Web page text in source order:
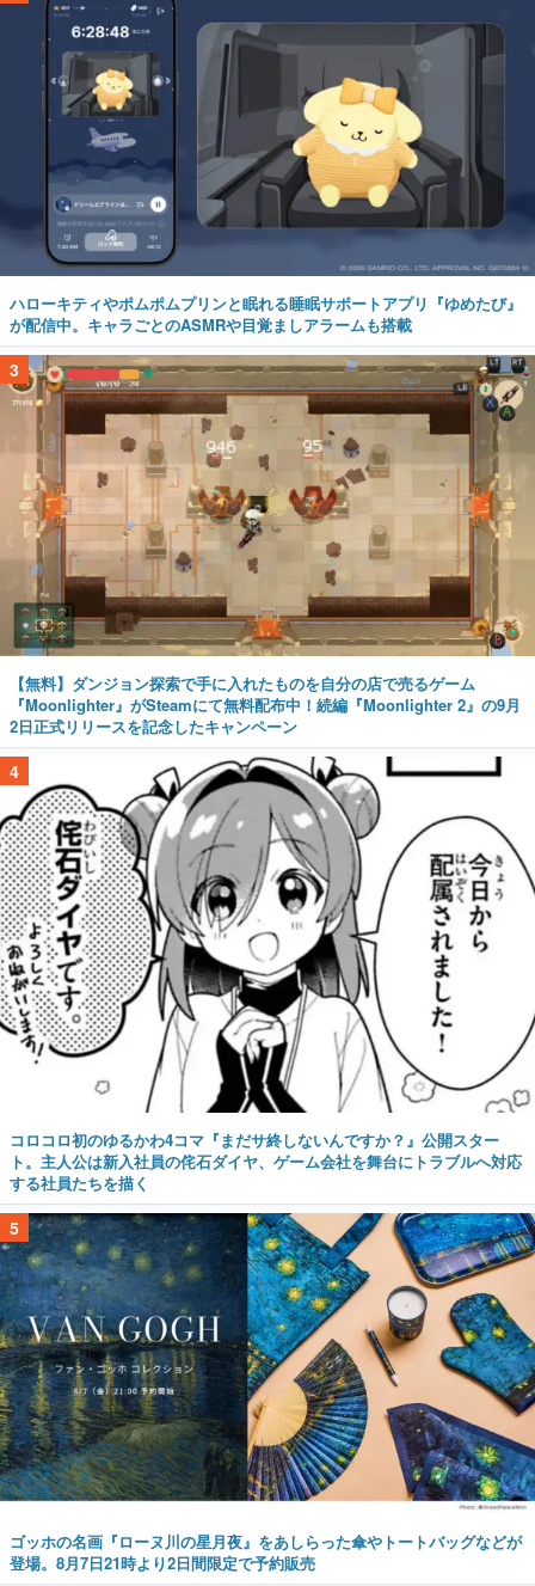
ハローキティやポムポムプリンと眠れる睡眠サポートアプリ『ゆめたび』
が配信中。キャラごとのASMRや目覚ましアラームも搭載
3
【無料】ダンジョン探索で手に入れたものを自分の店で売るゲーム
『Moonlighter』がSteamにて無料配布中！続編『Moonlighter 2』の9月
2日正式リリースを記念したキャンペーン
4
コロコロ初のゆるかわ4コマ『まだサ終しないんですか？』公開スター
ト。主人公は新入社員の侘石ダイヤ、ゲーム会社を舞台にトラブルへ対応
する社員たちを描く
5
ゴッホの名画『ローヌ川の星月夜』をあしらった傘やトートバッグなどが
登場。8月7日21時より2日間限定で予約販売